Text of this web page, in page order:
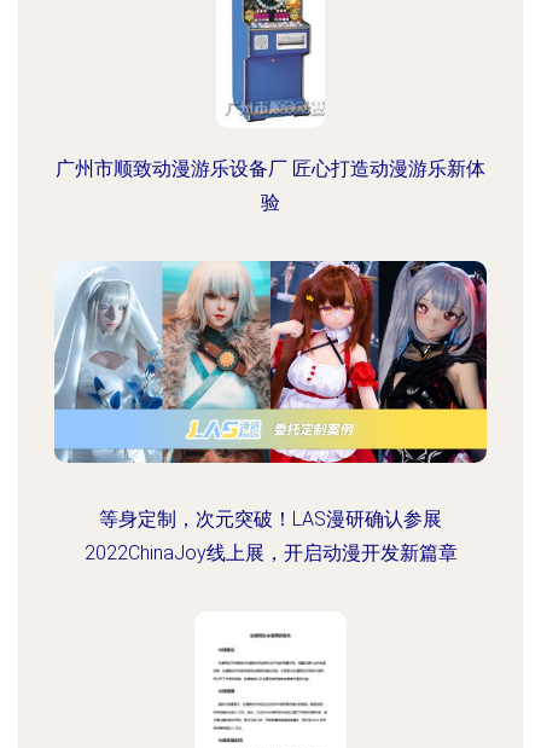
广州市顺致动漫游乐设备厂 匠心打造动漫游乐新体
验
等身定制，次元突破！LAS漫研确认参展
2022ChinaJoy线上展，开启动漫开发新篇章